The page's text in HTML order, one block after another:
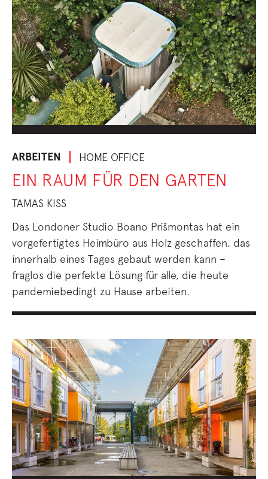
ARBEITEN HOME OFFICE
EIN RAUM FÜR DEN GARTEN
TAMAS KISS
Das Londoner Studio Boano Prišmontas hat ein
vorgefertigtes Heimbüro aus Holz geschaffen, das
innerhalb eines Tages gebaut werden kann –
fraglos die perfekte Lösung für alle, die heute
pandemiebedingt zu Hause arbeiten.